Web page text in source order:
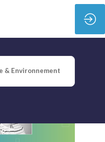
& Environnement